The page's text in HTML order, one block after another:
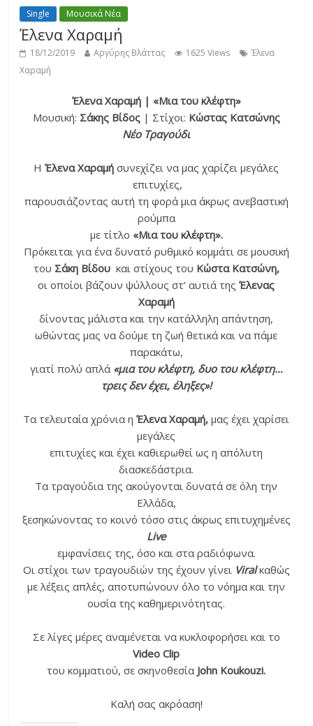
Single Μουσικά Νέα
Έλενα Χαραμή
18/12/2019 Αργύρης Βλάττας 1625 Views
Έλενα
Χαραμή
Έλενα Χαραμή | «Μια του κλέφτη»
Μουσική: Σάκης Βίδος| Στίχοι: Κώστας Κατσώνης
Νέο Τραγούδι
ΗΈλενα Χαραμή συνεχίζει να μας χαρίζει μεγάλες
επιτυχίες,
παρουσιάζοντας αυτή τη φορά μια άκρως ανεβαστική
ρούμπα
με τίτλο «Μια του κλέφτη».
Πρόκειται για ένα δυνατό ρυθμικό κομμάτι σε μουσική
του Σάκη Βίδουκαι στίχους του Κώστα Κατσώνη,
οι οποίοι βάζουν ψύλλους στ’ αυτιά τηςΈλενας
Χαραμή
δίνοντας μάλιστα και την κατάλληλη απάντηση,
ωθώντας μας να δούμε τη ζωή θετικά και να πάμε
παρακάτω,
γιατί πολύ απλά «μια του κλέφτη, δυο του κλέφτη…
τρεις δεν έχει, έληξες»!
Τα τελευταία χρόνια ηΈλενα Χαραμή, μας έχει χαρίσει
μεγάλες
επιτυχίες και έχει καθιερωθεί ως η απόλυτη
διασκεδάστρια.
Τα τραγούδια της ακούγονται δυνατά σε όλη την
Ελλάδα,
ξεσηκώνοντας το κοινό τόσο στις άκρως επιτυχημένες
Live
εμφανίσεις της, όσο και στα ραδιόφωνα.
Οι στίχοι των τραγουδιών της έχουν γίνειViralκαθώς
με λέξεις απλές, αποτυπώνουν όλο το νόημα και την
ουσία της καθημερινότητας.
Σε λίγες μέρες αναμένεται να κυκλοφορήσει και το
Video Clip
του κομματιού, σε σκηνοθεσία John Koukouzi.
Καλή σας ακρόαση!